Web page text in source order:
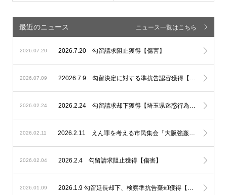
最近のニュース ニュース一覧はこちら
2026.07.20 2026.7.20 勾留請求阻止獲得【傷害】
2026.07.09 22026.7.9 勾留決定に対する準抗告認容獲得【埼玉県迷惑行為防止条例違反】
2026.02.24 2026.2.24 勾留請求却下獲得【埼玉県迷惑行為防止条例違反、性的姿態等撮影】
2026.02.11 2026.2.11 えん罪を考える市民集会「大阪強姦虚偽証言事件を題材に」基調講演講師、パネルディスカッションコーディネーターとして登壇いたしました。
2026.02.04 2026.2.4 勾留請求阻止獲得【傷害】
2026.01.09 2026.1.9 勾留延長却下、検察準抗告棄却獲得【不同意性交等】